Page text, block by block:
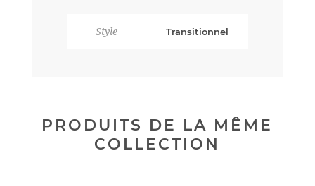
Style Transitionnel
PRODUITS DE LA MÊME
COLLECTION